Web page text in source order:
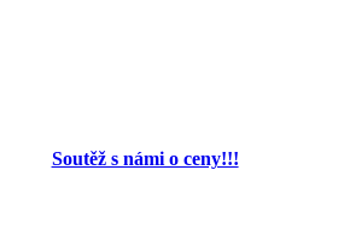
Soutěž s námi o ceny!!!